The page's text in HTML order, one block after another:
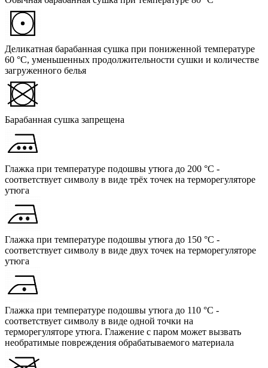
Деликатная барабанная сушка при пониженной температуре
60 °C, уменьшенных продолжительности сушки и количестве
загруженного белья
Барабанная сушка запрещена
Глажка при температуре подошвы утюга до 200 °C -
соответствует символу в виде трёх точек на терморегуляторе
утюга
Глажка при температуре подошвы утюга до 150 °C -
соответствует символу в виде двух точек на терморегуляторе
утюга
Глажка при температуре подошвы утюга до 110 °C -
соответствует символу в виде одной точки на
терморегуляторе утюга. Глажение с паром может вызвать
необратимые повреждения обрабатываемого материала